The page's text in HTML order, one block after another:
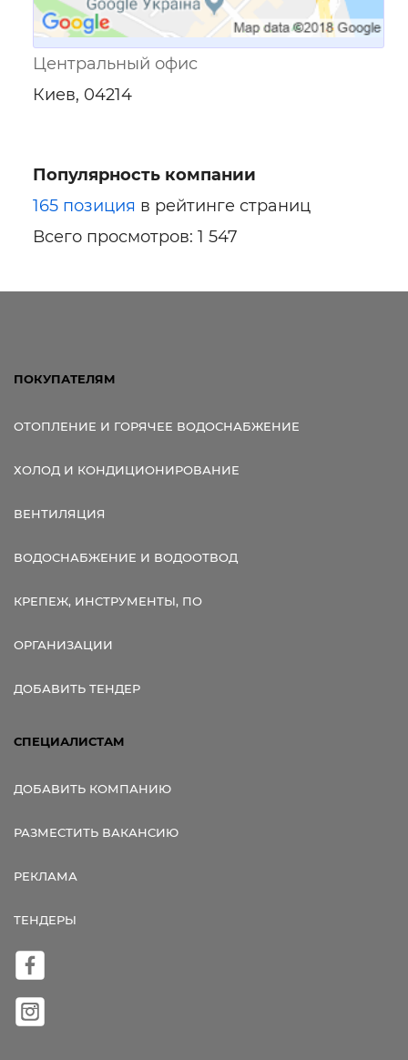
Центральный офис
Киев, 04214
Популярность компании
165 позиция в рейтинге страниц
Всего просмотров: 1 547
ПОКУПАТЕЛЯМ
ОТОПЛЕНИЕ И ГОРЯЧЕЕ ВОДОСНАБЖЕНИЕ
ХОЛОД И КОНДИЦИОНИРОВАНИЕ
ВЕНТИЛЯЦИЯ
ВОДОСНАБЖЕНИЕ И ВОДООТВОД
КРЕПЕЖ, ИНСТРУМЕНТЫ, ПО
ОРГАНИЗАЦИИ
ДОБАВИТЬ ТЕНДЕР
СПЕЦИАЛИСТАМ
ДОБАВИТЬ КОМПАНИЮ
РАЗМЕСТИТЬ ВАКАНСИЮ
РЕКЛАМА
ТЕНДЕРЫ